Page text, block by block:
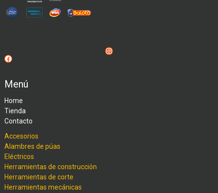
Instagram
Facebook
Menú
Home
Tienda
Contacto
Accesorios
Alambres de púas
Eléctricos
Herramientas de construcción
Herramientas de corte
Herramientas mecánicas